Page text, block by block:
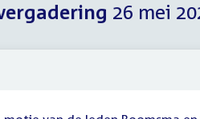
26 mei